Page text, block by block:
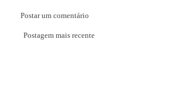
Postar um comentário
Postagem mais recente